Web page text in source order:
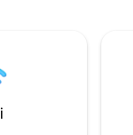
mrežni štednjak